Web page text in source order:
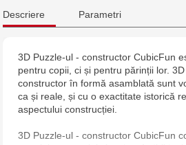
Crafti Botanica - bd. Decebal,
Crafti Buiucani - str. Alba Iulia,
Crafti Ciocana - str. Alecu
Crafti Riscani - bd. Moscova, 2
Descriere Parametri
3D Puzzle-ul - constructor CubicFun
pentru copii, ci și pentru părinții lor.
constructor în formă asamblată sunt
ca și reale, și cu o exactitate istorică
aspectului construcției.
3D Puzzle-ul - constructor CubicFun